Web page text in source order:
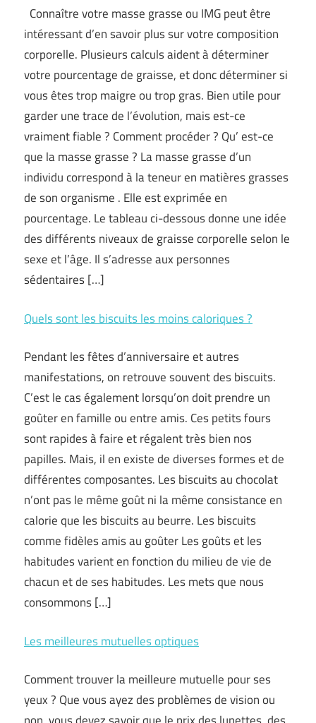
Connaître votre masse grasse ou IMG peut être
intéressant d’en savoir plus sur votre composition
corporelle. Plusieurs calculs aident à déterminer
votre pourcentage de graisse, et donc déterminer si
vous êtes trop maigre ou trop gras. Bien utile pour
garder une trace de l’évolution, mais est-ce
vraiment fiable ? Comment procéder ? Qu’ est-ce
que la masse grasse ? La masse grasse d’un
individu correspond à la teneur en matières grasses
de son organisme . Elle est exprimée en
pourcentage. Le tableau ci-dessous donne une idée
des différents niveaux de graisse corporelle selon le
sexe et l’âge. Il s’adresse aux personnes
sédentaires […]
Quels sont les biscuits les moins caloriques ?
Pendant les fêtes d’anniversaire et autres
manifestations, on retrouve souvent des biscuits.
C’est le cas également lorsqu’on doit prendre un
goûter en famille ou entre amis. Ces petits fours
sont rapides à faire et régalent très bien nos
papilles. Mais, il en existe de diverses formes et de
différentes composantes. Les biscuits au chocolat
n’ont pas le même goût ni la même consistance en
calorie que les biscuits au beurre. Les biscuits
comme fidèles amis au goûter Les goûts et les
habitudes varient en fonction du milieu de vie de
chacun et de ses habitudes. Les mets que nous
consommons […]
Les meilleures mutuelles optiques
Comment trouver la meilleure mutuelle pour ses
yeux ? Que vous ayez des problèmes de vision ou